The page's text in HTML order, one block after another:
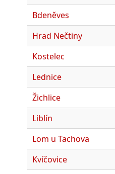
Bdeněves
Hrad Nečtiny
Kostelec
Lednice
Žichlice
Liblín
Lom u Tachova
Kvíčovice